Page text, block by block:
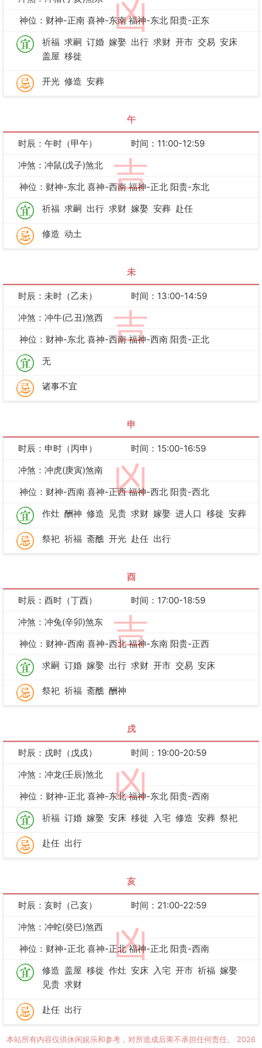
凶
神位：财神-正南 喜神-东南 福神-东北 阳贵-正东
祈福 求嗣 订婚 嫁娶 出行 求财 开市 交易 安床
盖屋 移徙
开光 修造 安葬
午
吉
时辰：午时（甲午）
时间：11:00-12:59
冲煞：冲鼠(戊子)煞北
神位：财神-东北 喜神-西南 福神-正北 阳贵-东北
祈福 求嗣 出行 求财 嫁娶 安葬 赴任
修造 动土
未
吉
时辰：未时（乙未）
时间：13:00-14:59
冲煞：冲牛(己丑)煞西
神位：财神-东北 喜神-西南 福神-西南 阳贵-正北
无
诸事不宜
申
凶
时辰：申时（丙申）
时间：15:00-16:59
冲煞：冲虎(庚寅)煞南
神位：财神-西南 喜神-正西 福神-西北 阳贵-西北
作灶 酬神 修造 见贵 求财 嫁娶 进人口 移徙 安葬
祭祀 祈福 斋醮 开光 赴任 出行
酉
吉
时辰：酉时（丁酉）
时间：17:00-18:59
冲煞：冲兔(辛卯)煞东
神位：财神-西南 喜神-西北 福神-东南 阳贵-正西
求嗣 订婚 嫁娶 出行 求财 开市 交易 安床
祭祀 祈福 斋醮 酬神
戌
凶
时辰：戌时（戊戌）
时间：19:00-20:59
冲煞：冲龙(壬辰)煞北
神位：财神-正北 喜神-东北 福神-东北 阳贵-西南
祈福 订婚 嫁娶 安床 移徙 入宅 修造 安葬 祭祀
赴任 出行
亥
凶
时辰：亥时（己亥）
时间：21:00-22:59
冲煞：冲蛇(癸巳)煞西
神位：财神-正北 喜神-正北 福神-正北 阳贵-西南
修造 盖屋 移徙 作灶 安床 入宅 开市 祈福 嫁娶
见贵 求财
赴任 出行
本站所有内容仅供休闲娱乐和参考，对所造成后果不承担任何责任。 2026